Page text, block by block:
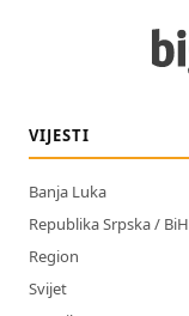
VIJESTI
Banja Luka
Republika Srpska / BiH
Region
Svijet